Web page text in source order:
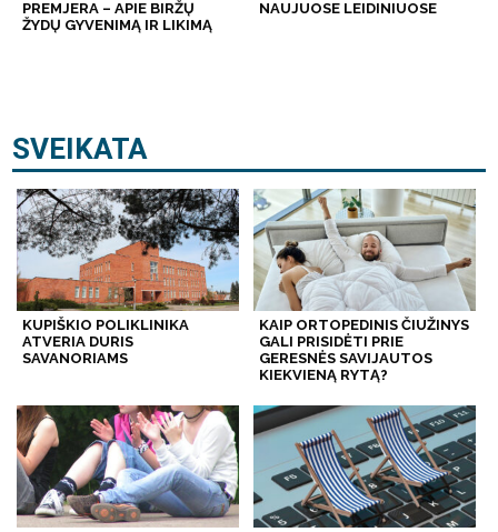
PREMJERA – APIE BIRŽŲ
ŽYDŲ GYVENIMĄ IR LIKIMĄ
NAUJUOSE LEIDINIUOSE
SVEIKATA
KUPIŠKIO POLIKLINIKA
ATVERIA DURIS
SAVANORIAMS
KAIP ORTOPEDINIS ČIUŽINYS
GALI PRISIDĖTI PRIE
GERESNĖS SAVIJAUTOS
KIEKVIENĄ RYTĄ?